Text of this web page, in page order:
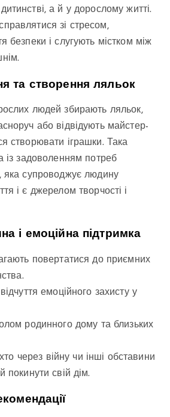
а й у дорослому житті.
зі стресом,
безпеки і слугують містком між
та створення ляльок
людей збирають ляльок,
або відвідують майстер-
створювати іграшки. Така
із задоволенням потреб
яка супроводжує людину
і є джерелом творчості і
і емоційна підтримка
повертатися до приємних
емоційного захисту у
родинного дому та близьких
через війну чи інші обставини
покинути свій дім.